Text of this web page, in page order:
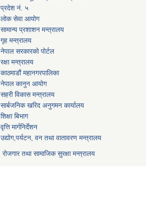
प्रदेश नं. ५
लोक सेवा आयोग
सामान्य प्रशाशन मन्त्रालय
गृह मन्त्रालय
नेपाल सरकारको पोर्टल
रक्षा मन्त्रालय
काठमाडौं महानगरपालिका
नेपाल कानुन आयोग
सहरी विकास मन्त्रालय
सार्बजनिक खरिद अनुगमन कार्यालय
शिक्षा बिभाग
वृत्ति मार्गनिर्देशन
उद्योग,पर्यटन, वन तथा वातावरण मन्त्रालय
रोजगार तथा सामाजिक सुरक्षा मन्त्रालय